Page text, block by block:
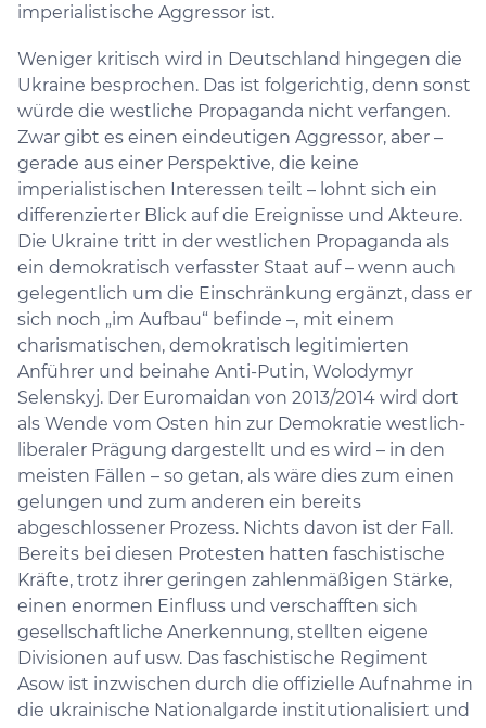
imperialistische Aggressor ist.
Weniger kritisch wird in Deutschland hingegen die
Ukraine besprochen. Das ist folgerichtig, denn sonst
würde die westliche Propaganda nicht verfangen.
Zwar gibt es einen eindeutigen Aggressor, aber –
gerade aus einer Perspektive, die keine
imperialistischen Interessen teilt – lohnt sich ein
differenzierter Blick auf die Ereignisse und Akteure.
Die Ukraine tritt in der westlichen Propaganda als
ein demokratisch verfasster Staat auf – wenn auch
gelegentlich um die Einschränkung ergänzt, dass er
sich noch „im Aufbau“ befinde –, mit einem
charismatischen, demokratisch legitimierten
Anführer und beinahe Anti-Putin, Wolodymyr
Selenskyj. Der Euromaidan von 2013/2014 wird dort
als Wende vom Osten hin zur Demokratie westlich-
liberaler Prägung dargestellt und es wird – in den
meisten Fällen – so getan, als wäre dies zum einen
gelungen und zum anderen ein bereits
abgeschlossener Prozess. Nichts davon ist der Fall.
Bereits bei diesen Protesten hatten faschistische
Kräfte, trotz ihrer geringen zahlenmäßigen Stärke,
einen enormen Einfluss und verschafften sich
gesellschaftliche Anerkennung, stellten eigene
Divisionen auf usw. Das faschistische Regiment
Asow ist inzwischen durch die offizielle Aufnahme in
die ukrainische Nationalgarde institutionalisiert und